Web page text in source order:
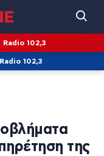
102,3
102,3
της